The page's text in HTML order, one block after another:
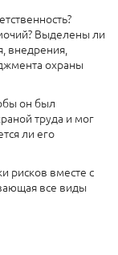
Выделены ли
внедрения,
охраны
он был
труда и мог
ли его
рисков вместе с
все виды